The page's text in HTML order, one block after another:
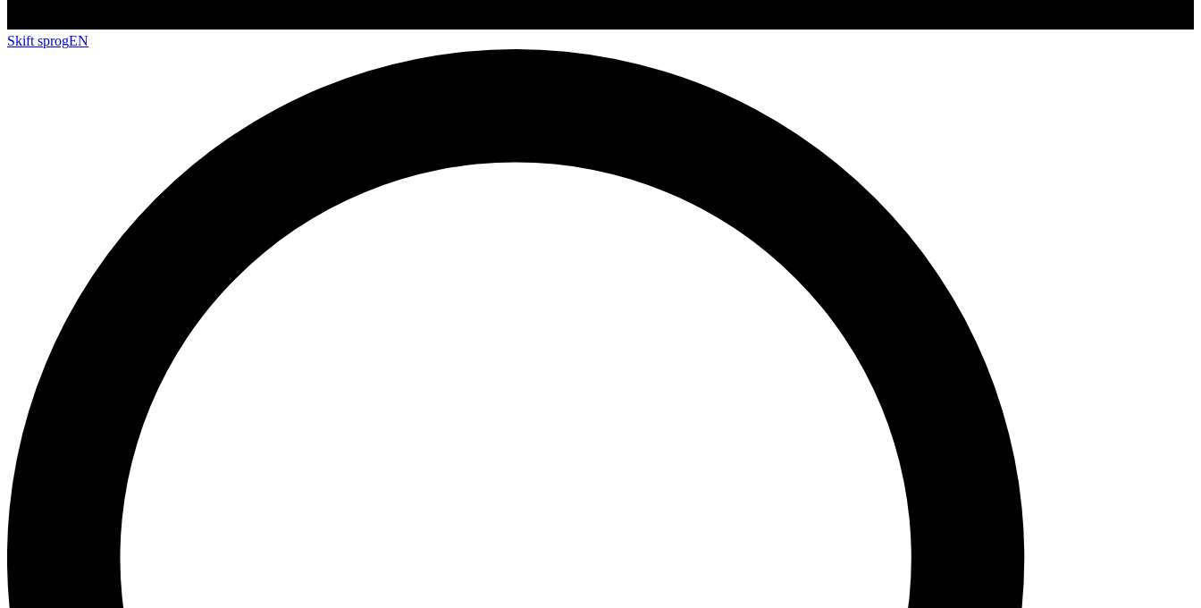
Skift sprogEN